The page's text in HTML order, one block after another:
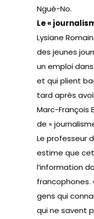
Ngué-No.
Le «
Lysiane
des jeunes
un emploi
et qui plient
tard après
Marc-François
de «
Le professeur
estime que
l’information
francophones.
gens qui
qui ne savent